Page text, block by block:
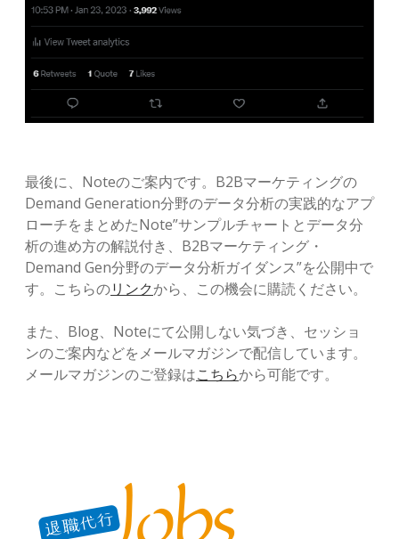
最後に、Noteのご案内です。B2Bマーケティングの
Demand Generation分野のデータ分析の実践的なアプ
ローチをまとめたNote”サンプルチャートとデータ分
析の進め方の解説付き、B2Bマーケティング・
Demand Gen分野のデータ分析ガイダンス”を公開中で
す。こちらのリンクから、この機会に購読ください。
また、Blog、Noteにて公開しない気づき、セッショ
ンのご案内などをメールマガジンで配信しています。
メールマガジンのご登録はこちらから可能です。